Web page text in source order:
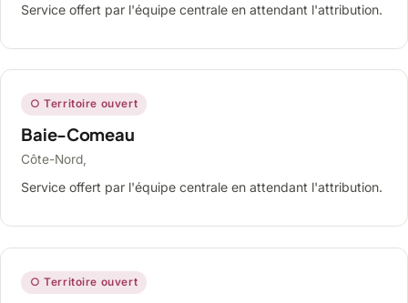
Service offert par l'équipe centrale en attendant l'attribution.
○ Territoire ouvert
Baie-Comeau
Côte-Nord,
Service offert par l'équipe centrale en attendant l'attribution.
○ Territoire ouvert